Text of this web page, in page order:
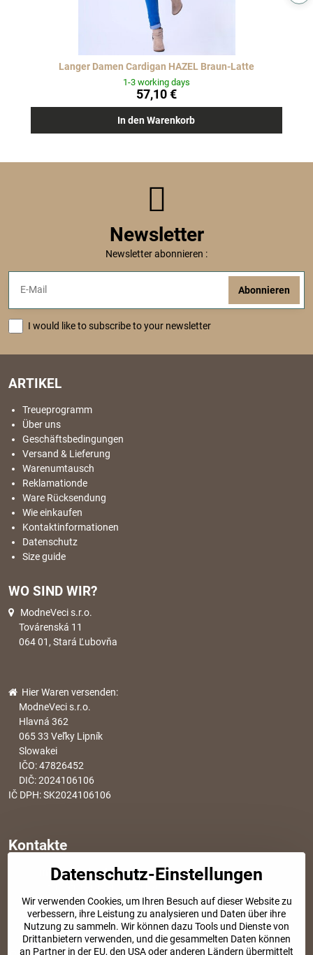
Langer Damen Cardigan HAZEL Braun-Latte
1-3 working days
57,10 €
In den Warenkorb
Newsletter
Newsletter abonnieren :
Abonnieren
I would like to subscribe to your newsletter
ARTIKEL
Treueprogramm
Über uns
Geschäftsbedingungen
Versand & Lieferung
Warenumtausch
Reklamationde
Ware Rücksendung
Wie einkaufen
Kontaktinformationen
Datenschutz
Size guide
WO SIND WIR?
ModneVeci s.r.o.
Továrenská 11
064 01, Stará Ľubovňa
Hier Waren versenden:
ModneVeci s.r.o.
Hlavná 362
065 33 Veľky Lipník
Slowakei
IČO: 47826452
DIČ: 2024106106
IČ DPH: SK2024106106
Kontakte
info​@modischesachen​.de
+421 917 917 801
Tel. Kundenservice von 8:30 bis 15:00
Datenschutz-Einstellungen
Wir verwenden Cookies, um Ihren Besuch auf dieser Website zu
verbessern, ihre Leistung zu analysieren und Daten über ihre
Nutzung zu sammeln. Wir können dazu Tools und Dienste von
Drittanbietern verwenden, und die gesammelten Daten können
an Partner in der EU, den USA oder anderen Ländern übermittelt